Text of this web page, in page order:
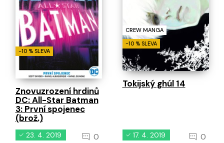
-10 % SLEVA
Znovuzrození hrdinů
DC: All-Star Batman
3: První spojenec
(brož.)
23. 4. 2019 0
CREW MANGA
-10 % SLEVA
Tokijský ghúl 14
17. 4. 2019 0